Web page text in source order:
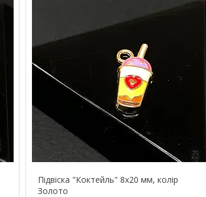
Підвіска "Коктейль" 8х20 мм, колір
Золото